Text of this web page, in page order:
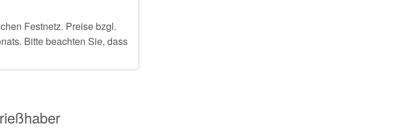
Festnetz. Preise bzgl.
Bitte beachten Sie, dass